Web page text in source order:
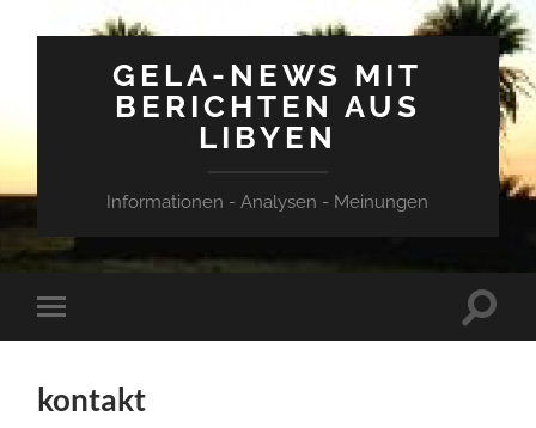
GELA-NEWS MIT
BERICHTEN AUS
LIBYEN
Informationen - Analysen - Meinungen
Mobile-
Menü
kontakt